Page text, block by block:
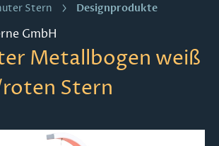
Stern Designprodukte
GmbH
Metallbogen weiß
Stern